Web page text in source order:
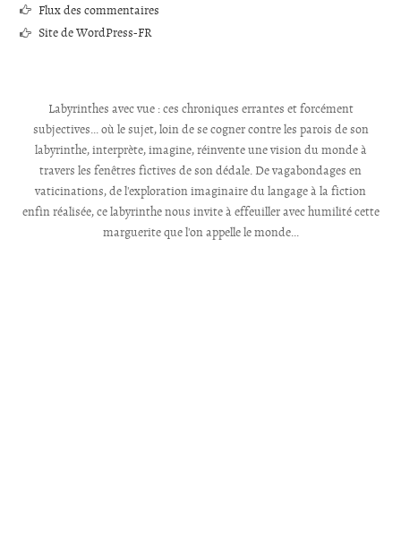
Flux des commentaires
Site de WordPress-FR
Labyrinthes avec vue : ces chroniques errantes et forcément
subjectives... où le sujet, loin de se cogner contre les parois de son
labyrinthe, interprète, imagine, réinvente une vision du monde à
travers les fenêtres fictives de son dédale. De vagabondages en
vaticinations, de l'exploration imaginaire du langage à la fiction
enfin réalisée, ce labyrinthe nous invite à effeuiller avec humilité cette
marguerite que l'on appelle le monde...